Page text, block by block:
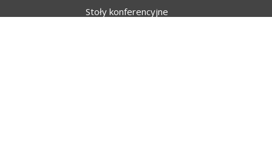
Stoły konferencyjne